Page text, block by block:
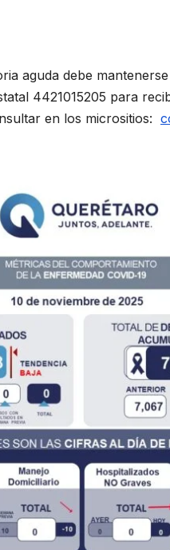
aguda debe
4421015205 para
en los micrositios: